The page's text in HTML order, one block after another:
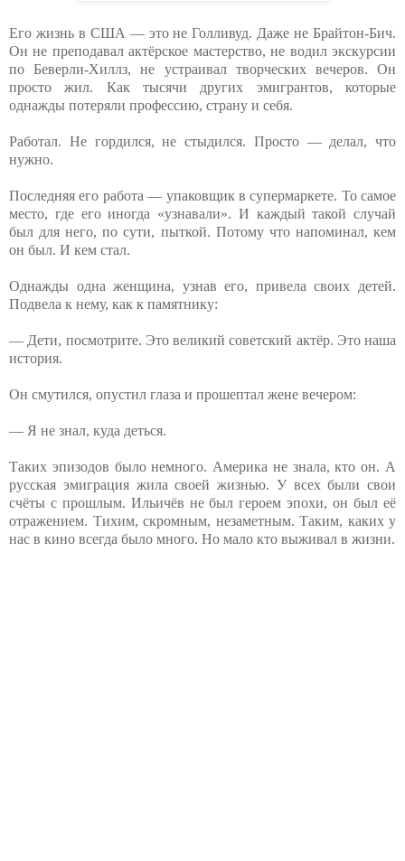
Его жизнь в США — это не Голливуд. Даже не Брайтон-Бич.
Он не преподавал актёрское мастерство, не водил экскурсии
по Беверли-Хиллз, не устраивал творческих вечеров. Он
просто жил. Как тысячи других эмигрантов, которые
однажды потеряли профессию, страну и себя.
Работал. Не гордился, не стыдился. Просто — делал, что
нужно.
Последняя его работа — упаковщик в супермаркете. То самое
место, где его иногда «узнавали». И каждый такой случай
был для него, по сути, пыткой. Потому что напоминал, кем
он был. И кем стал.
Однажды одна женщина, узнав его, привела своих детей.
Подвела к нему, как к памятнику:
— Дети, посмотрите. Это великий советский актёр. Это наша
история.
Он смутился, опустил глаза и прошептал жене вечером:
— Я не знал, куда деться.
Таких эпизодов было немного. Америка не знала, кто он. А
русская эмиграция жила своей жизнью. У всех были свои
счёты с прошлым. Ильичёв не был героем эпохи, он был её
отражением. Тихим, скромным, незаметным. Таким, каких у
нас в кино всегда было много. Но мало кто выживал в жизни.